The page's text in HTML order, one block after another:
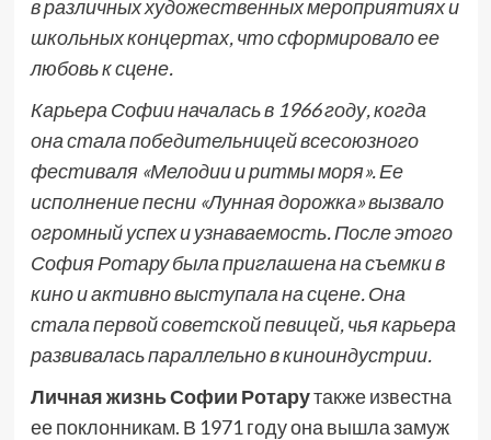
в различных художественных мероприятиях и
школьных концертах, что сформировало ее
любовь к сцене.
Карьера Софии началась в 1966 году, когда
она стала победительницей всесоюзного
фестиваля «Мелодии и ритмы моря». Ее
исполнение песни «Лунная дорожка» вызвало
огромный успех и узнаваемость. После этого
София Ротару была приглашена на съемки в
кино и активно выступала на сцене. Она
стала первой советской певицей, чья карьера
развивалась параллельно в киноиндустрии.
Личная жизнь Софии Ротарутакже известна
ее поклонникам. В 1971 году она вышла замуж